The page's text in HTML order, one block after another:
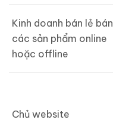
Kinh doanh bán lẻ bán
các sản phẩm online
hoặc offline
Chủ website